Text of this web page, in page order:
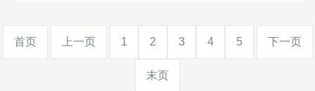
首页 上一页 1 2 3 4 5 下一页
末页